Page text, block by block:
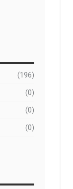
(196)
(0)
(0)
(0)